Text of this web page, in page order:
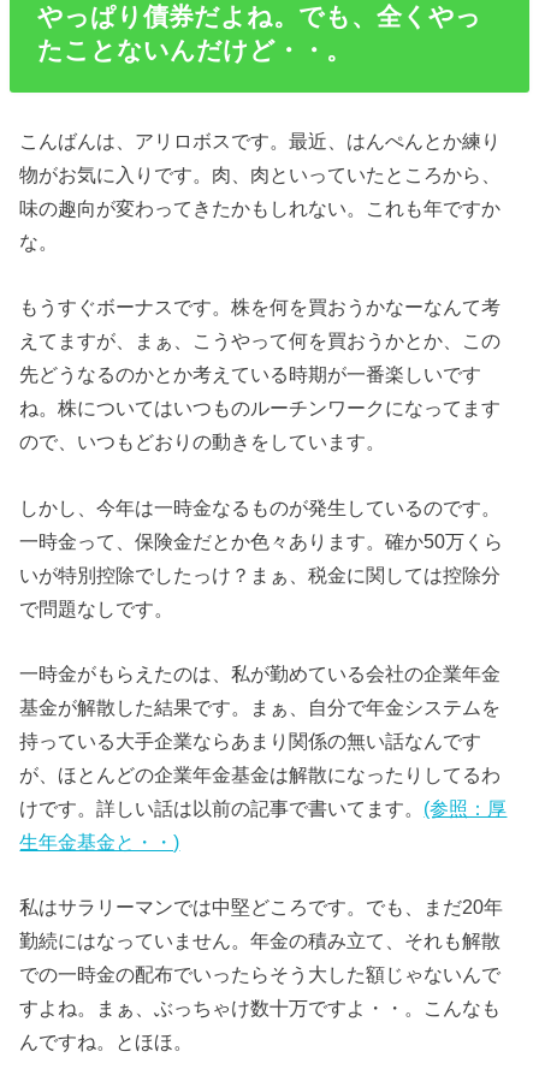
やっぱり債券だよね。でも、全くやっ
たことないんだけど・・。
こんばんは、アリロボスです。最近、はんぺんとか練り
物がお気に入りです。肉、肉といっていたところから、
味の趣向が変わってきたかもしれない。これも年ですか
な。
もうすぐボーナスです。株を何を買おうかなーなんて考
えてますが、まぁ、こうやって何を買おうかとか、この
先どうなるのかとか考えている時期が一番楽しいです
ね。株についてはいつものルーチンワークになってます
ので、いつもどおりの動きをしています。
しかし、今年は一時金なるものが発生しているのです。
一時金って、保険金だとか色々あります。確か50万くら
いが特別控除でしたっけ？まぁ、税金に関しては控除分
で問題なしです。
一時金がもらえたのは、私が勤めている会社の企業年金
基金が解散した結果です。まぁ、自分で年金システムを
持っている大手企業ならあまり関係の無い話なんです
が、ほとんどの企業年金基金は解散になったりしてるわ
けです。詳しい話は以前の記事で書いてます。 (参照：厚
生年金基金と・・)
私はサラリーマンでは中堅どころです。でも、まだ20年
勤続にはなっていません。年金の積み立て、それも解散
での一時金の配布でいったらそう大した額じゃないんで
すよね。まぁ、ぶっちゃけ数十万ですよ・・。こんなも
んですね。とほほ。